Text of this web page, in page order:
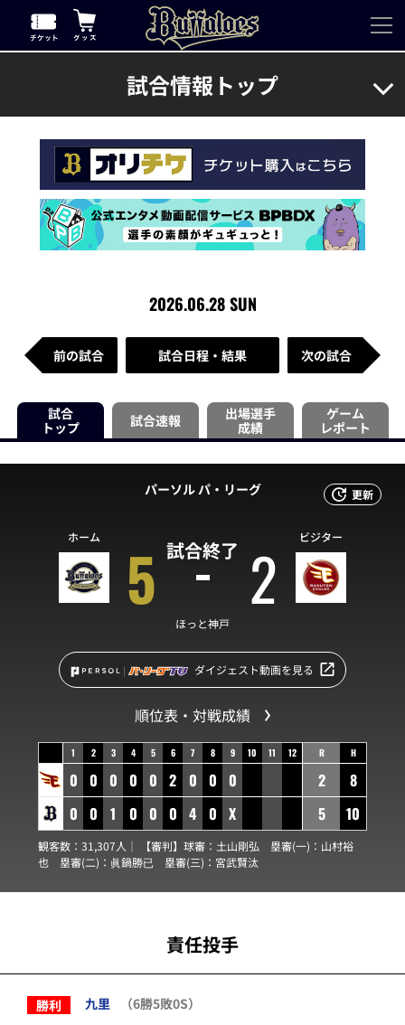
試合情報トップ
2026.06.28 SUN
前の試合 試合日程・結果 次の試合
試合
トップ
試合速報
出場選手
成績
ゲーム
レポート
更新
パーソル パ・リーグ
試合終了
ホーム 5 2 ビジター
ほっと神戸
ダイジェスト動画を見る
順位表・対戦成績
1 2 3 4 5 6 7 8 9 10 11 12
0 0 0 0 0 2 0 0 0
0 0 1 0 0 0 4 0 X
R H
2
8
5
10
観客数：31,307人｜ 【審判】球審： 土山剛弘 塁審(一)： 山村裕
也 塁審(二)： 眞鍋勝已 塁審(三)： 宮武賢汰
責任投手
勝利 九里
（6勝5敗0S）